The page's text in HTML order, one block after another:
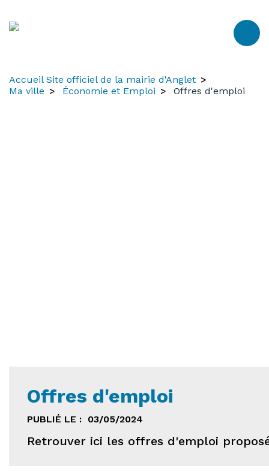
Accueil Site officiel de la mairie d'Anglet
Ma ville
Économie et Emploi Offres d'emploi
Offres d'emploi
PUBLIÉ LE : 03/05/2024
Retrouver ici les offres d'emploi